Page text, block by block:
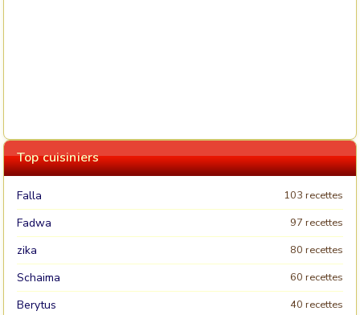
Top cuisiniers
Falla 103 recettes
Fadwa 97 recettes
zika 80 recettes
Schaima 60 recettes
Berytus 40 recettes